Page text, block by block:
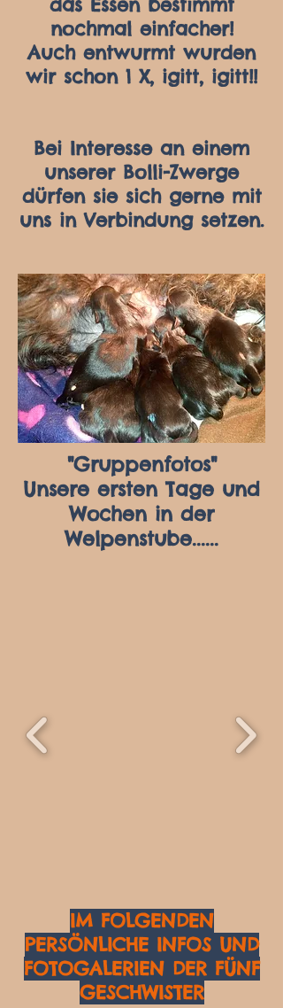
das Essen bestimmt
nochmal einfacher!
Auch entwurmt wurden
wir schon 1 X, igitt, igitt!!
Bei Interesse an einem
unserer Bolli-Zwerge
dürfen sie sich gerne mit
uns in Verbindung setzen.
"Gruppenfotos"
Unsere ersten Tage und
Wochen in der
Welpenstube......
IM FOLGENDEN
PERSÖNLICHE INFOS UND
FOTOGALERIEN DER FÜNF
GESCHWISTER